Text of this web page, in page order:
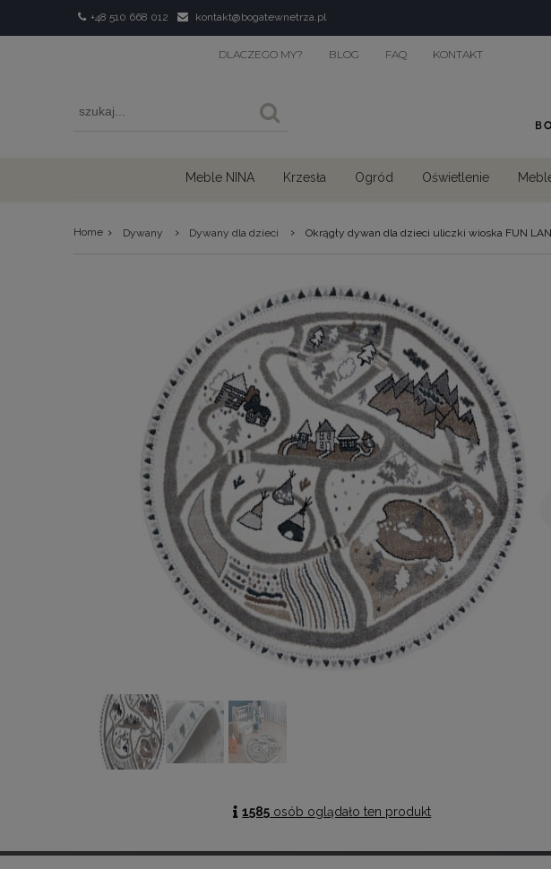
+48 510 668 012 kontakt@bogatewnetrza.pl
DLACZEGO MY? BLOG FAQ KONTAKT
Meble NINA Krzesła Ogród Oświetlenie
Home › Dywany › Dywany dla dzieci › Okrągły dywan dla dzieci uliczki wioska FUN
1585 osób oglądało ten produkt